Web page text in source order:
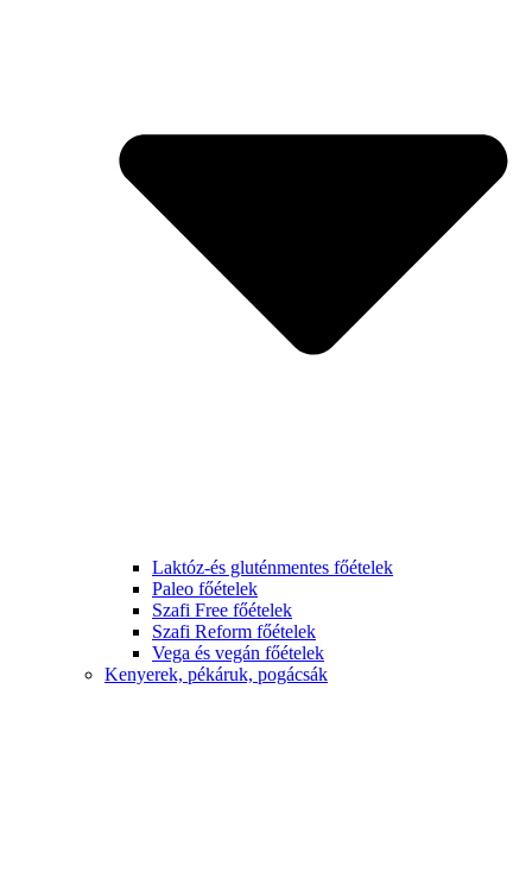
Laktóz-és gluténmentes főételek
Paleo főételek
Szafi Free főételek
Szafi Reform főételek
Vega és vegán főételek
Kenyerek, pékáruk, pogácsák